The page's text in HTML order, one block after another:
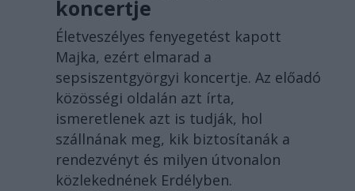
koncertje
Életveszélyes fenyegetést kapott
Majka, ezért elmarad a
sepsiszentgyörgyi koncertje. Az előadó
közösségi oldalán azt írta,
ismeretlenek azt is tudják, hol
szállnának meg, kik biztosítanák a
rendezvényt és milyen útvonalon
közlekednének Erdélyben.